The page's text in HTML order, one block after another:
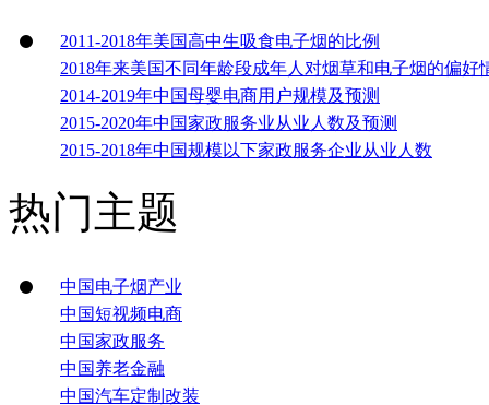
2011-2018年美国高中生吸食电子烟的比例
2018年来美国不同年龄段成年人对烟草和电子烟的偏好
2014-2019年中国母婴电商用户规模及预测
2015-2020年中国家政服务业从业人数及预测
2015-2018年中国规模以下家政服务企业从业人数
热门主题
中国电子烟产业
中国短视频电商
中国家政服务
中国养老金融
中国汽车定制改装